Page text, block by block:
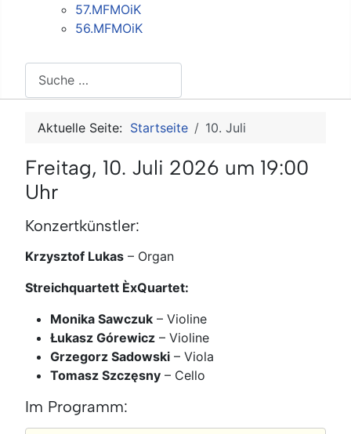
57.MFMOiK
56.MFMOiK
Aktuelle Seite: Startseite 10. Juli
Freitag, 10. Juli 2026 um 19:00
Uhr
Konzertkünstler:
Krzysztof Lukas – Organ
Streichquartett ÈxQuartet:
Monika Sawczuk – Violine
Łukasz Górewicz – Violine
Grzegorz Sadowski – Viola
Tomasz Szczęsny – Cello
Im Programm: